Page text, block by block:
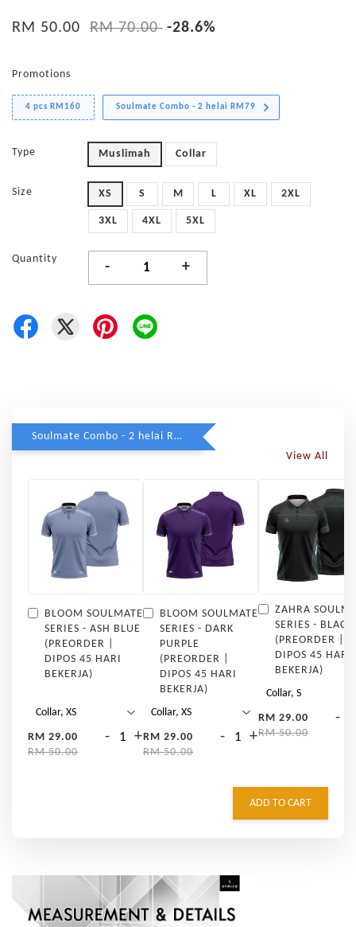
RM 50.00 RM 70.00 -28.6%
Promotions
4 pcs RM160 Soulmate Combo - 2 helai RM79
Type Muslimah Collar
Size XS S M L XL 2XL
3XL 4XL 5XL
Quantity
- +
Soulmate Combo - 2 helai RM79
View All
BLOOM SOULMATE
SERIES - ASH BLUE
(PREORDER |
DIPOS 45 HARI
BEKERJA)
RM 29.00
RM 50.00
- +
BLOOM SOULMATE
SERIES - DARK
PURPLE
(PREORDER |
DIPOS 45 HARI
BEKERJA)
RM 29.00
RM 50.00
- +
ZAHRA
SERIES - BLACK
(PREORDER |
DIPOS 45 HARI
BEKERJA)
RM 29.00
RM 50.00
-
ADD TO CART